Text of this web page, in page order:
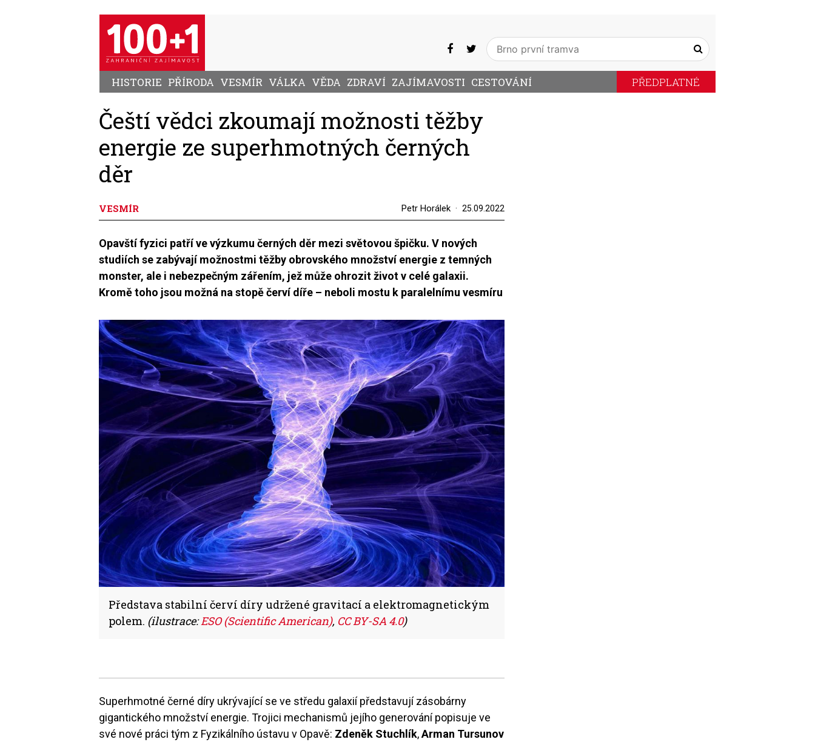
HISTORIE PŘÍRODA VESMÍR VÁLKA VĚDA ZDRAVÍ ZAJÍMAVOSTI CESTOVÁNÍ PŘEDPLATNÉ
Čeští vědci zkoumají možnosti těžby
energie ze superhmotných černých
děr
VESMÍR Petr Horálek 25.09.2022
Opavští fyzici patří ve výzkumu černých děr mezi světovou špičku. V nových
studiích se zabývají možnostmi těžby obrovského množství energie z temných
monster, ale i nebezpečným zářením, jež může ohrozit život v celé galaxii.
Kromě toho jsou možná na stopě červí díře – neboli mostu k paralelnímu vesmíru
Představa stabilní červí díry udržené gravitací a elektromagnetickým
polem. (ilustrace:ESO (Scientific American), CC BY-SA 4.0)
Superhmotné černé díry ukrývající se ve středu galaxií představují zásobárny
gigantického množství energie. Trojici mechanismů jejího generování popisuje ve
své nové práci tým z Fyzikálního ústavu v Opavě: Zdeněk Stuchlík,Arman Tursunov